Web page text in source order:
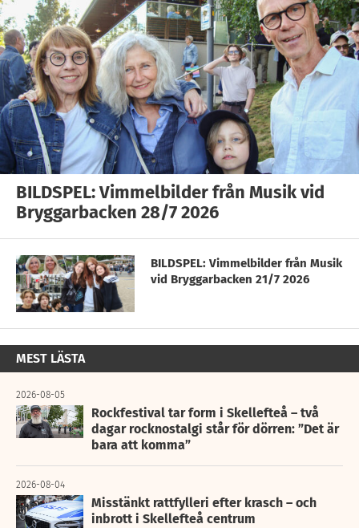
BILDSPEL: Vimmelbilder från Musik vid
Bryggarbacken 28/7 2026
BILDSPEL: Vimmelbilder från Musik
vid Bryggarbacken 21/7 2026
MEST LÄSTA
2026-08-05
Rockfestival tar form i Skellefteå – två
dagar rocknostalgi står för dörren: ”Det är
bara att komma”
2026-08-04
Misstänkt rattfylleri efter krasch – och
inbrott i Skellefteå centrum